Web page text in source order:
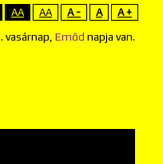
AA AA A - A A +
Emőd napja van.